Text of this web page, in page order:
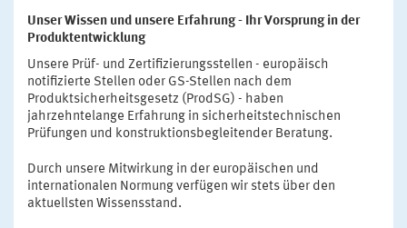
Unser Wissen und unsere Erfahrung - Ihr Vorsprung in der
Produktentwicklung
Unsere Prüf- und Zertifizierungsstellen - europäisch
notifizierte Stellen oder GS-Stellen nach dem
Produktsicherheitsgesetz (ProdSG) - haben
jahrzehntelange Erfahrung in sicherheitstechnischen
Prüfungen und konstruktionsbegleitender Beratung.
Durch unsere Mitwirkung in der europäischen und
internationalen Normung verfügen wir stets über den
aktuellsten Wissensstand.